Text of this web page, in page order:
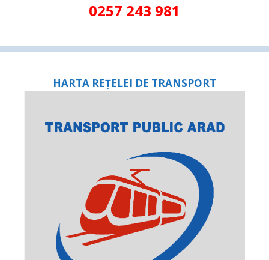
0257 243 981
HARTA REȚELEI DE TRANSPORT